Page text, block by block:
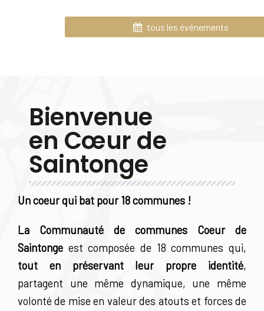
tous les événements
Bienvenue
en Cœur de
Saintonge
Un coeur qui bat pour 18 communes !
La Communauté de communes Coeur de
Saintonge est composée de 18 communes qui,
tout en préservant leur propre identité,
partagent une même dynamique, une même
volonté de mise en valeur des atouts et forces de